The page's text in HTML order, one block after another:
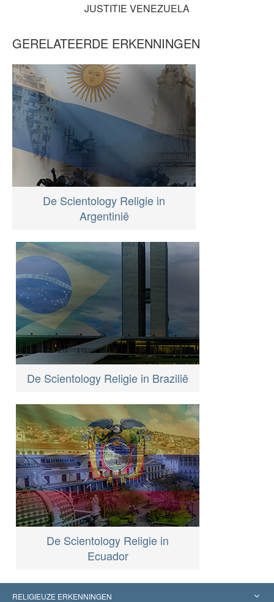
JUSTITIE VENEZUELA
GERELATEERDE ERKENNINGEN
De Scientology Religie in
Argentinië
De Scientology Religie in Brazilië
De Scientology Religie in
Ecuador
RELIGIEUZE ERKENNINGEN